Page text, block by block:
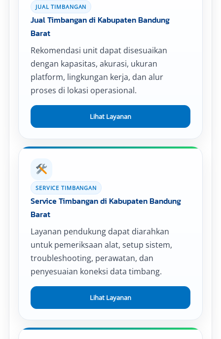
JUAL TIMBANGAN
Jual Timbangan di Kabupaten Bandung
Barat
Rekomendasi unit dapat disesuaikan
dengan kapasitas, akurasi, ukuran
platform, lingkungan kerja, dan alur
proses di lokasi operasional.
Lihat Layanan
SERVICE TIMBANGAN
Service Timbangan di Kabupaten Bandung
Barat
Layanan pendukung dapat diarahkan
untuk pemeriksaan alat, setup sistem,
troubleshooting, perawatan, dan
penyesuaian koneksi data timbang.
Lihat Layanan